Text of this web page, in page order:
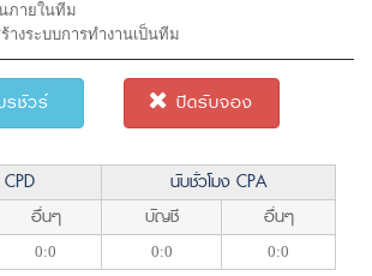
ภายในทีม
างระบบการทำงานเป็นทีม
รชัวร์ ปิดรับจอง
นับชั่วโมง CPA
อื่นๆ บัญชี อื่นๆ
0:0 0:0 0:0